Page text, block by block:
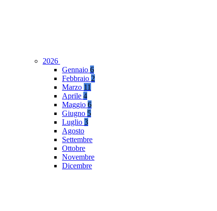
2026
Gennaio 6
Febbraio 2
Marzo 11
Aprile 4
Maggio 6
Giugno 5
Luglio 3
Agosto
Settembre
Ottobre
Novembre
Dicembre